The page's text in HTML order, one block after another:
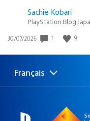
Sachie Kobari
PlayStation.Blog
Date
publication
30/07/2026 1 9
Choisir
Région
Français